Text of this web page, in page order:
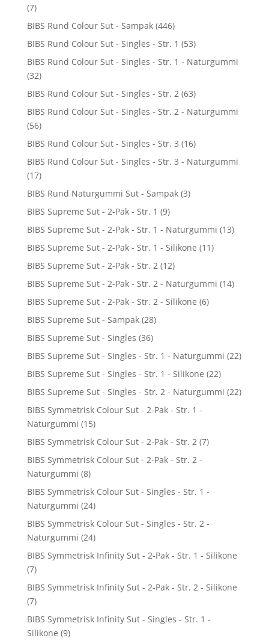
(7)
BIBS Rund Colour Sut - Sampak (446)
BIBS Rund Colour Sut - Singles - Str. 1 (53)
BIBS Rund Colour Sut - Singles - Str. 1 - Naturgummi
(32)
BIBS Rund Colour Sut - Singles - Str. 2 (63)
BIBS Rund Colour Sut - Singles - Str. 2 - Naturgummi
(56)
BIBS Rund Colour Sut - Singles - Str. 3 (16)
BIBS Rund Colour Sut - Singles - Str. 3 - Naturgummi
(17)
BIBS Rund Naturgummi Sut - Sampak (3)
BIBS Supreme Sut - 2-Pak - Str. 1 (9)
BIBS Supreme Sut - 2-Pak - Str. 1 - Naturgummi (13)
BIBS Supreme Sut - 2-Pak - Str. 1 - Silikone (11)
BIBS Supreme Sut - 2-Pak - Str. 2 (12)
BIBS Supreme Sut - 2-Pak - Str. 2 - Naturgummi (14)
BIBS Supreme Sut - 2-Pak - Str. 2 - Silikone (6)
BIBS Supreme Sut - Sampak (28)
BIBS Supreme Sut - Singles (36)
BIBS Supreme Sut - Singles - Str. 1 - Naturgummi (22)
BIBS Supreme Sut - Singles - Str. 1 - Silikone (22)
BIBS Supreme Sut - Singles - Str. 2 - Naturgummi (22)
BIBS Symmetrisk Colour Sut - 2-Pak - Str. 1 -
Naturgummi (15)
BIBS Symmetrisk Colour Sut - 2-Pak - Str. 2 (7)
BIBS Symmetrisk Colour Sut - 2-Pak - Str. 2 -
Naturgummi (8)
BIBS Symmetrisk Colour Sut - Singles - Str. 1 -
Naturgummi (24)
BIBS Symmetrisk Colour Sut - Singles - Str. 2 -
Naturgummi (24)
BIBS Symmetrisk Infinity Sut - 2-Pak - Str. 1 - Silikone
(7)
BIBS Symmetrisk Infinity Sut - 2-Pak - Str. 2 - Silikone
(7)
BIBS Symmetrisk Infinity Sut - Singles - Str. 1 -
Silikone (9)